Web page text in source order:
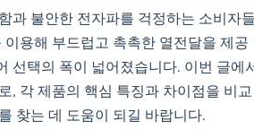
하
기
분리 난방(1도 단위 조절), 다중 안
무상 수리 보증
구
매
과 불안한 전자파를 걱정하는 소비자들
용해 부드럽고 촉촉한 열전달을 제공
선택의 폭이 넓어졌습니다. 이번 글에
, 각 제품의 핵심 특징과 차이점을 비교
찾는 데 도움이 되길 바랍니다.